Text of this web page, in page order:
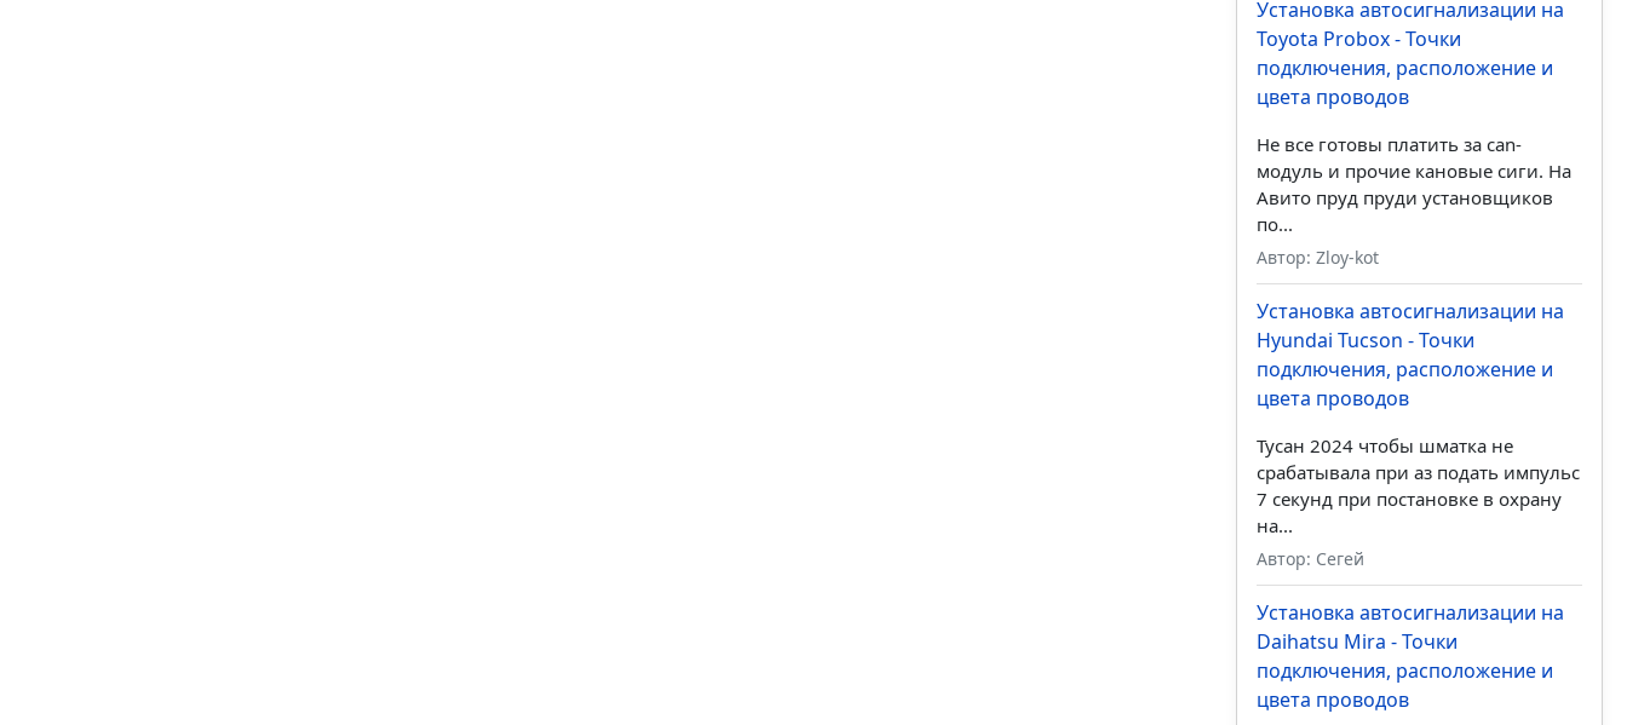
Установка автосигнализации на
Toyota Probox - Точки
подключения, расположение и
цвета проводов
Не все готовы платить за can-
модуль и прочие кановые сиги. На
Авито пруд пруди установщиков
по...
Автор: Zloy-kot
Установка автосигнализации на
Hyundai Tucson - Точки
подключения, расположение и
цвета проводов
Тусан 2024 чтобы шматка не
срабатывала при аз подать импульс
7 секунд при постановке в охрану
на...
Автор: Сегей
Установка автосигнализации на
Daihatsu Mira - Точки
подключения, расположение и
цвета проводов